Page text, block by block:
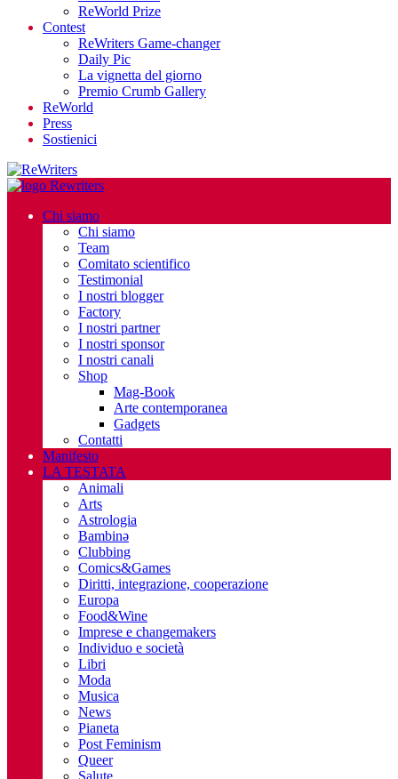
ReWorld Prize
Contest
ReWriters Game-changer
Daily Pic
La vignetta del giorno
Premio Crumb Gallery
ReWorld
Press
Sostienici
Chi siamo
Chi siamo
Team
Comitato scientifico
Testimonial
I nostri blogger
Factory
I nostri partner
I nostri sponsor
I nostri canali
Shop
Mag-Book
Arte contemporanea
Gadgets
Contatti
Manifesto
LA TESTATA
Animali
Arts
Astrologia
Bambinə
Clubbing
Comics&Games
Diritti, integrazione, cooperazione
Europa
Food&Wine
Imprese e changemakers
Individuo e società
Libri
Moda
Musica
News
Pianeta
Post Feminism
Queer
Salute